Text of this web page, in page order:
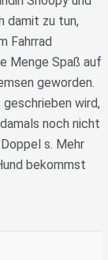
damit zu tun,
Fahrrad
Menge Spaß auf
geworden.
geschrieben wird,
noch nicht
s. Mehr
bekommst